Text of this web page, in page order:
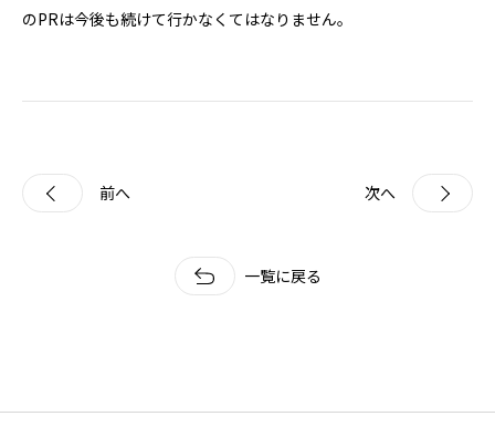
のPRは今後も続けて行かなくてはなりません。
前へ
一覧に戻る
次へ